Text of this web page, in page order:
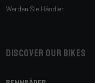
Werden Sie Händler
Discover our bikes